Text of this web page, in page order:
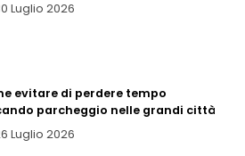
Luglio 2026
evitare di perdere tempo
parcheggio nelle grandi città
Luglio 2026